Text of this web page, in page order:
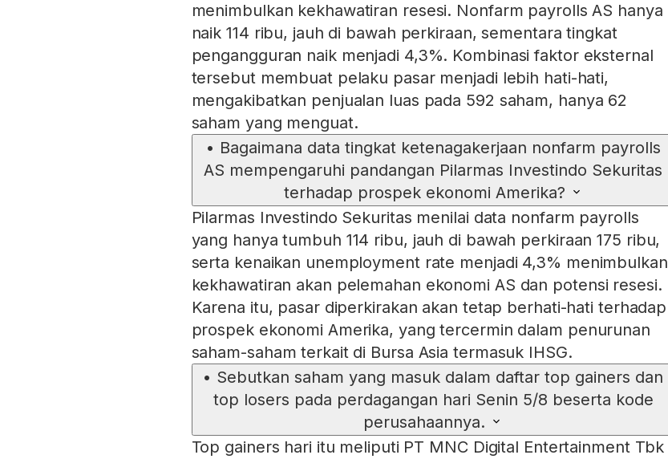
menimbulkan kekhawatiran resesi. Nonfarm payrolls AS hanya
naik 114 ribu, jauh di bawah perkiraan, sementara tingkat
pengangguran naik menjadi 4,3%. Kombinasi faktor eksternal
tersebut membuat pelaku pasar menjadi lebih hati-hati,
mengakibatkan penjualan luas pada 592 saham, hanya 62
saham yang menguat.
• Bagaimana data tingkat ketenagakerjaan nonfarm payrolls
AS mempengaruhi pandangan Pilarmas Investindo Sekuritas
terhadap prospek ekonomi Amerika?
Pilarmas Investindo Sekuritas menilai data nonfarm payrolls
yang hanya tumbuh 114 ribu, jauh di bawah perkiraan 175 ribu,
serta kenaikan unemployment rate menjadi 4,3% menimbulkan
kekhawatiran akan pelemahan ekonomi AS dan potensi resesi.
Karena itu, pasar diperkirakan akan tetap berhati-hati terhadap
prospek ekonomi Amerika, yang tercermin dalam penurunan
saham-saham terkait di Bursa Asia termasuk IHSG.
• Sebutkan saham yang masuk dalam daftar top gainers dan
top losers pada perdagangan hari Senin 5/8 beserta kode
perusahaannya.
Top gainers hari itu meliputi PT MNC Digital Entertainment Tbk